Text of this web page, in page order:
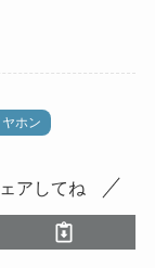
ホン
アしてね